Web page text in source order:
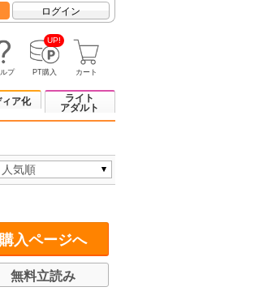
ログイン
プ
UP!
PT購入 カート
ィア化
ライト
アダルト
購入ページへ
無料立読み